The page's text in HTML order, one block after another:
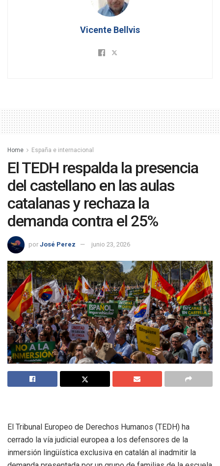
Vicente Bellvis
Home España e internacional
El TEDH respalda la presencia
del castellano en las aulas
catalanas y rechaza la
demanda contra el 25%
por José Perez junio 23, 2026
El Tribunal Europeo de Derechos Humanos (TEDH) ha
cerrado la vía judicial europea a los defensores de la
inmersión lingüística exclusiva en catalán al inadmitir la